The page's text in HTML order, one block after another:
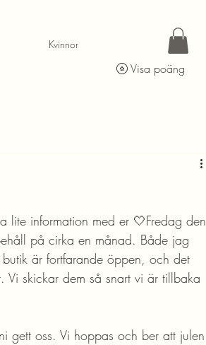
Kvinnor
Visa poäng
lite information med er 🤍Fredag den
på cirka en månad. Både jag
är fortfarande öppen, och det
Vi skickar dem så snart vi är tillbaka
gett oss. Vi hoppas och ber att julen